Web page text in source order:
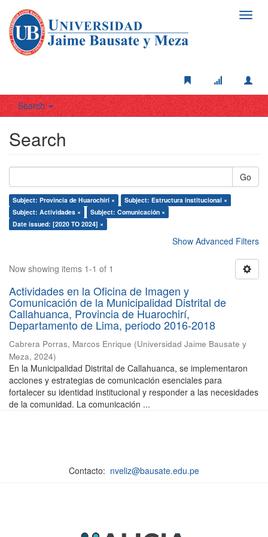
Search
Search
Go
Subject: Provincia de Huarochirí ×
Subject: Estructura institucional ×
Subject: Actividades ×
Subject: Comunicación ×
Date issued: [2020 TO 2024] ×
Show Advanced Filters
Now showing items 1-1 of 1
Actividades en la Oficina de Imagen y
Comunicación de la Municipalidad Distrital de
Callahuanca, Provincia de Huarochirí,
Departamento de Lima, periodo 2016-2018
Cabrera Porras, Marcos Enrique (Universidad Jaime Bausate y
Meza, 2024)
En la Municipalidad Distrital de Callahuanca, se implementaron
acciones y estrategias de comunicación esenciales para
fortalecer su identidad institucional y responder a las necesidades
de la comunidad. La comunicación ...
Contacto: nveliz@bausate.edu.pe